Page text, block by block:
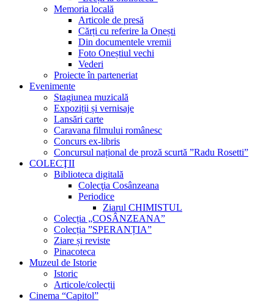
Memoria locală
Articole de presă
Cărți cu referire la Onești
Din documentele vremii
Foto Oneștiul vechi
Vederi
Proiecte în parteneriat
Evenimente
Stagiunea muzicală
Expoziții și vernisaje
Lansări carte
Caravana filmului românesc
Concurs ex-libris
Concursul național de proză scurtă ”Radu Rosetti”
COLECŢII
Biblioteca digitală
Colecţia Cosânzeana
Periodice
Ziarul CHIMISTUL
Colecția „COSÂNZEANA”
Colecția ”SPERANȚIA”
Ziare și reviste
Pinacoteca
Muzeul de Istorie
Istoric
Articole/colecții
Cinema “Capitol”